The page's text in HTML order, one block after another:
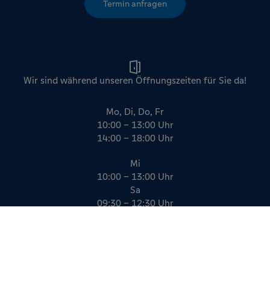
Termin anfragen
Wir sind während unseren Öffnungszeiten für Sie da!
Mo, Di, Do, Fr
10:00 – 13:00 Uhr
14:00 – 18:00 Uhr
Mi
10:00 – 13:00 Uhr
Sa
09:30 – 12:30 Uhr